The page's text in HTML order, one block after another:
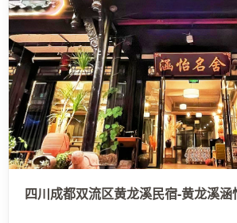
四川成都双流区黄龙溪民宿-黄龙溪涵